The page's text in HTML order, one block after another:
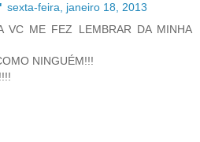
sexta-feira, janeiro 18, 2013
VC ME FEZ LEMBRAR DA MINHA
NINGUÉM!!!